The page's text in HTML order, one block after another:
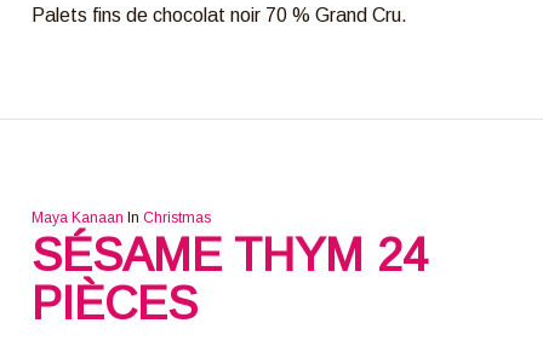
Palets fins de chocolat noir 70 % Grand Cru.
Maya Kanaan In Christmas
SÉSAME THYM 24
PIÈCES